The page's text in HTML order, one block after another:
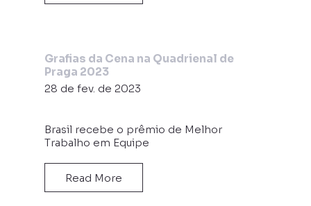
Grafias da Cena na Quadrienal de
Praga 2023
28 de fev. de 2023
Brasil recebe o prêmio de Melhor
Trabalho em Equipe
Read More